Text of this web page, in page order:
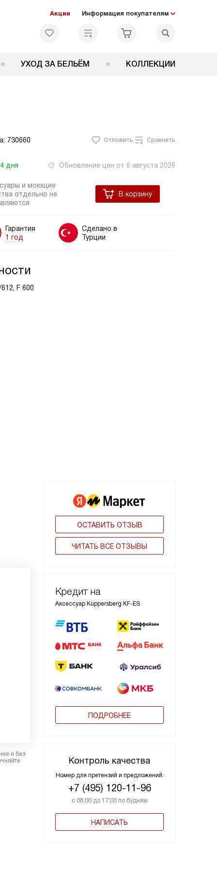
Акции Информация покупателям
УХОД ЗА БЕЛЬЁМ КОЛЛЕКЦИИ
730660 Отложить Сравнить
дня Обновление цен от 6 августа 2026
и моющие
отдельно не
В корзину
Гарантия
1 год
Сделано в
Турции
F 600
ОСТАВИТЬ ОТЗЫВ
ЧИТАТЬ ВСЕ ОТЗЫВЫ
Кредит на
Аксессуар Kuppersberg KF-ES
ПОДРОБНЕЕ
Контроль качества
Номер для претензий и предложений:
+7 (495) 120-11-96
с 08:00 до 17:00 по будням
НАПИСАТЬ
и без